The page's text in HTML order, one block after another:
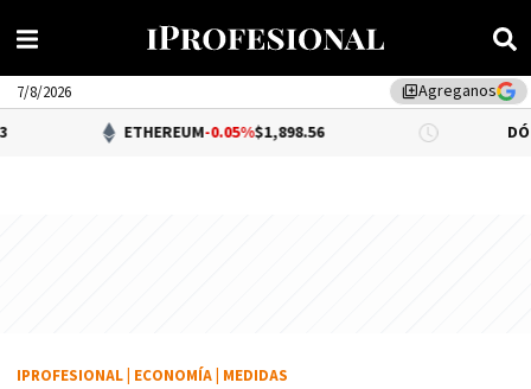
library_addAgreganos
7/8/2026
ETHEREUM-0.05%$1,898.56 DÓLAR BNA
IPROFESIONAL ECONOMÍA MEDIDAS